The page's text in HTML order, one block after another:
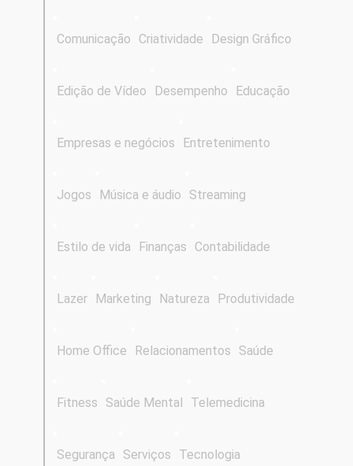
Comunicação Criatividade Design Gráfico
Edição de Vídeo Desempenho Educação
Empresas e negócios Entretenimento
Jogos Música e áudio Streaming
Estilo de vida Finanças Contabilidade
Lazer Marketing Natureza Produtividade
Home Office Relacionamentos Saúde
Fitness Saúde Mental Telemedicina
Segurança Serviços Tecnologia